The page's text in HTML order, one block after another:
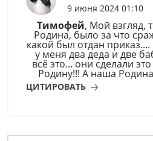
9 июня 2024 01:10
Тимофей, Мой взгляд,
Родина, было за что
какой был отдан
у меня два деда и две
всё это... они сделали
Родину!!! А наша
ЦИТИРОВАТЬ